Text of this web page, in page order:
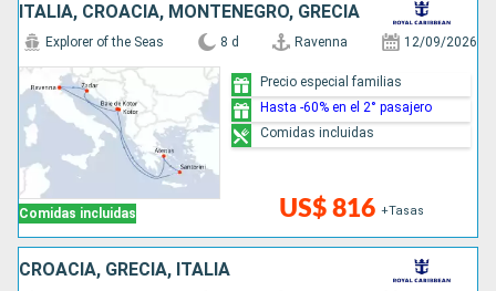
ITALIA, CROACIA, MONTENEGRO, GRECIA
Comidas incluidas
Explorer of the Seas 8 d Ravenna 12/09/2026
US$ 816 +Tasas
Precio especial familias
Hasta -60% en el 2° pasajero
Comidas incluidas
CROACIA, GRECIA, ITALIA